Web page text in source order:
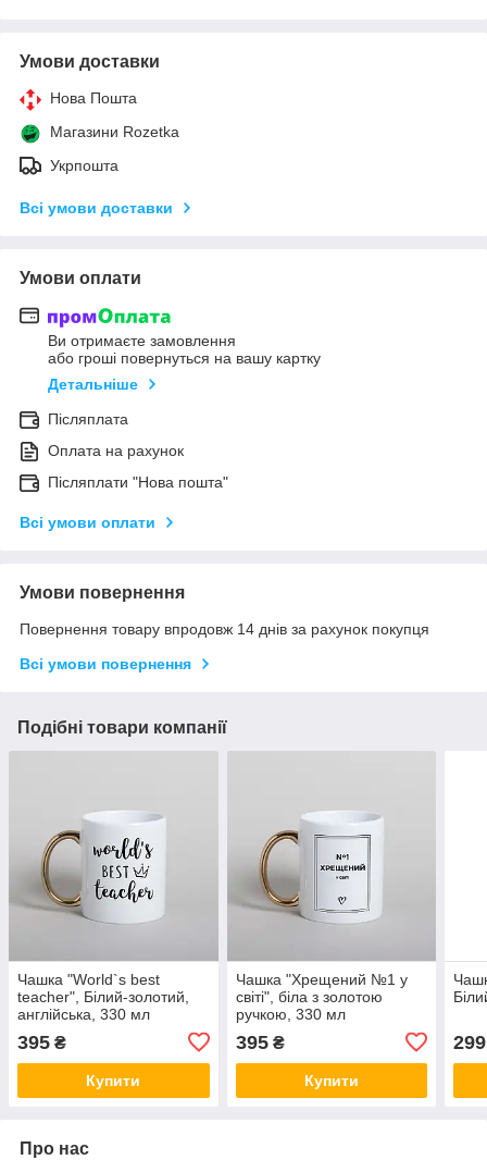
Умови доставки
Нова Пошта
Магазини Rozetka
Укрпошта
Всі умови доставки
Умови оплати
Ви отримаєте замовлення
або гроші повернуться на вашу картку
Детальніше
Післяплата
Оплата на рахунок
Післяплати "Нова пошта"
Всі умови оплати
Умови повернення
Повернення товару впродовж 14 днів за рахунок покупця
Всі умови повернення
Подібні товари компанії
Чашка "World`s best
teacher", Білий-золотий,
англійська, 330 мл
395 ₴
Купити
Чашка "Хрещений №1 у
світі", біла з золотою
ручкою, 330 мл
395₴
Купити
299
Про нас